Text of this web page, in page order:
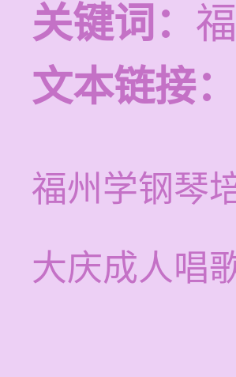
关键词：
文本链接：
福州学钢琴
大庆成人唱